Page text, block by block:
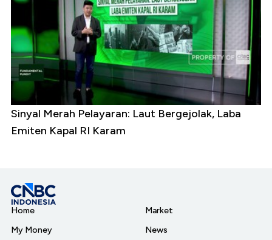
Sinyal Merah Pelayaran: Laut Bergejolak, Laba
Emiten Kapal RI Karam
Home
My Money
Market
News